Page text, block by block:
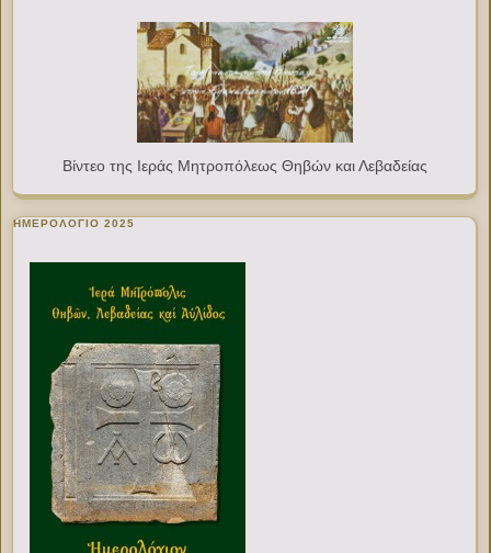
Βίντεο της Ιεράς Μητροπόλεως Θηβών και Λεβαδείας
ΗΜΕΡΟΛΟΓΙΟ 2025